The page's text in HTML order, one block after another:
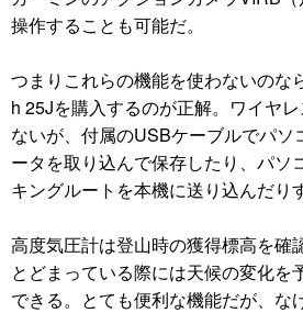
操作することも可能だ。
つまりこれらの機能を使わないのな
h 25Jを購入するのが正解。ワイヤ
ないが、付属のUSBケーブルでパソ
ータを取り込んで保存したり、パソ
キングルートを本機に送り込んだり
高度気圧計は登山時の獲得標高を確
とどまっている際には天候の変化を
できる。とても便利な機能だが、な